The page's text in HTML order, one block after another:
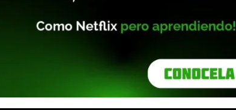
y producir